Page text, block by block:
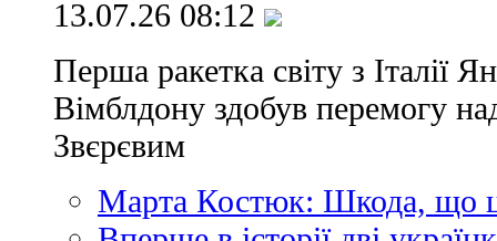
13.07.26 08:12
Перша ракетка світу з Італії
Вімблдону здобув перемогу
Звєрєвим
Марта Костюк: Шкода, що